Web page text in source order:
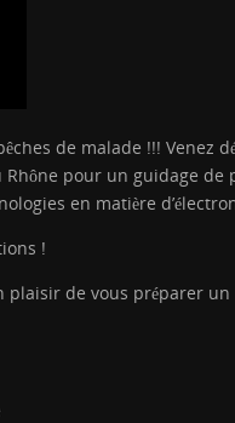
de malade !!! Venez
Rhône pour un guidage
en matière
!
de vous préparer